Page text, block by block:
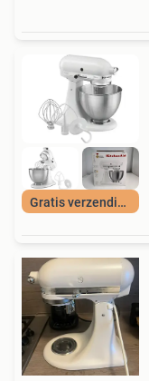
Gratis verzending